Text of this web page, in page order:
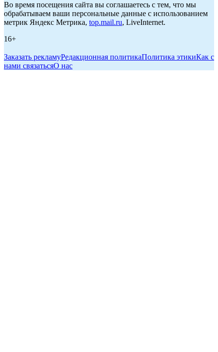
Во время посещения сайта вы соглашаетесь с тем, что мы
обрабатываем ваши персональные данные с использованием
метрик Яндекс Метрика, top.mail.ru, LiveInternet.
16+
Заказать рекламуРедакционная политикаПолитика этикиКак с
нами связатьсяО нас